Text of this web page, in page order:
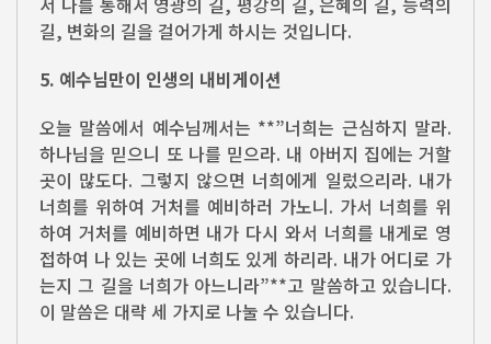
길, 변화의 길을 걸어가게 하시는 것입니다.
5. 예수님만이 인생의 내비게이션
오늘 말씀에서 예수님께서는 **”너희는 근심하지 말라.
하나님을 믿으니 또 나를 믿으라. 내 아버지 집에는 거할
곳이 많도다. 그렇지 않으면 너희에게 일렀으리라. 내가
너희를 위하여 거처를 예비하러 가노니. 가서 너희를 위
하여 거처를 예비하면 내가 다시 와서 너희를 내게로 영
접하여 나 있는 곳에 너희도 있게 하리라. 내가 어디로 가
는지 그 길을 너희가 아느니라”**고 말씀하고 있습니다.
이 말씀은 대략 세 가지로 나눌 수 있습니다.